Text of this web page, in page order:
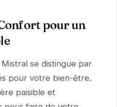
pour un
se distingue par
pour votre bien-être.
paisible et